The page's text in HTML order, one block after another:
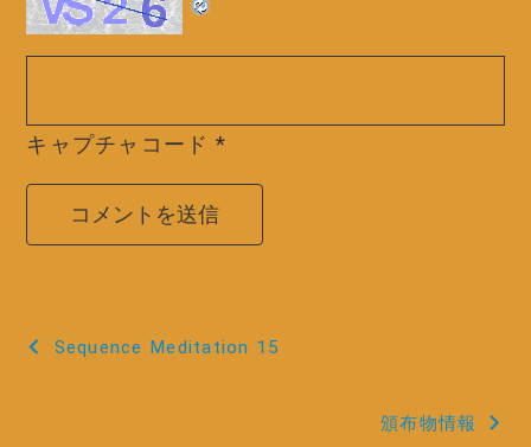
キャプチャコード *
投
Sequence Meditation 15
頒布物情報